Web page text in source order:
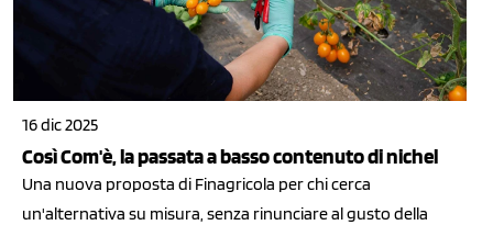
16 dic 2025
Così Com'è, la passata a basso contenuto di nichel
Una nuova proposta di Finagricola per chi cerca
un'alternativa su misura, senza rinunciare al gusto della